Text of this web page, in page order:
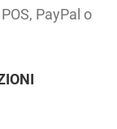
PayPal o